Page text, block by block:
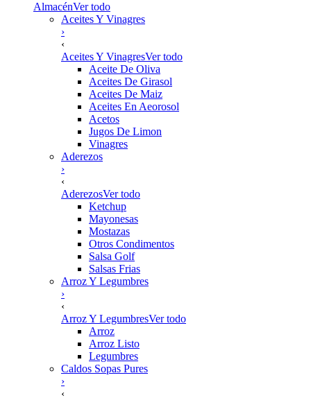
AlmacénVer todo
Aceites Y Vinagres
›
‹
Aceites Y VinagresVer todo
Aceite De Oliva
Aceites De Girasol
Aceites De Maiz
Aceites En Aeorosol
Acetos
Jugos De Limon
Vinagres
Aderezos
›
‹
AderezosVer todo
Ketchup
Mayonesas
Mostazas
Otros Condimentos
Salsa Golf
Salsas Frias
Arroz Y Legumbres
›
‹
Arroz Y LegumbresVer todo
Arroz
Arroz Listo
Legumbres
Caldos Sopas Pures
›
‹